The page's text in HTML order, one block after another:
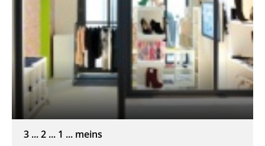
3 ... 2 ... 1 ... meins